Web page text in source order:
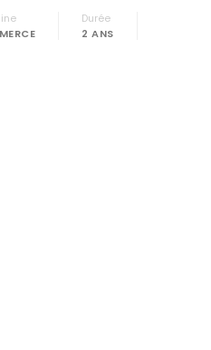
Durée
2 ANS